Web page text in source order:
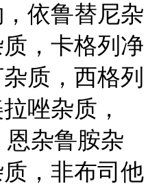
依鲁替尼杂
，卡格列净
质，西格列
唑杂质，
杂鲁胺杂
，非布司他